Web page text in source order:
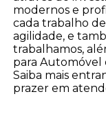
modernos e
cada trabalho
agilidade, e
trabalhamos,
para Automóvel
Saiba mais
prazer em